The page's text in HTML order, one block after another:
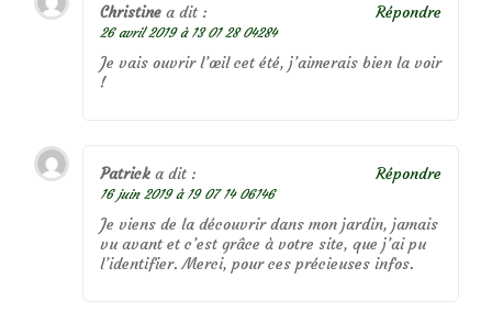
Christine a dit :
26 avril 2019 à 13 01 28 04284
Je vais ouvrir l’œil cet été, j’aimerais bien la voir
!
Répondre
Patrick a dit :
16 juin 2019 à 19 07 14 06146
Je viens de la découvrir dans mon jardin, jamais
vu avant et c’est grâce à votre site, que j’ai pu
l’identifier. Merci, pour ces précieuses infos.
Répondre